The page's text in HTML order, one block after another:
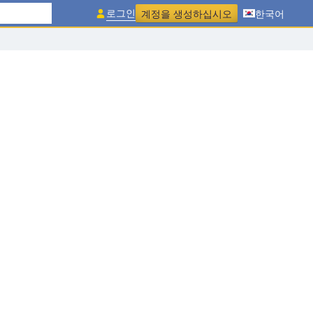
로그인 계정을 생성하십시오 한국어